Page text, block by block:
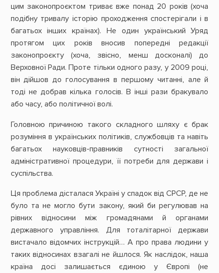
цим законопроєктом триває вже понад 20 років (хоча
подібну тривалу історію проходження спостерігали і в
багатьох інших країнах). Не один український Уряд
протягом цих років вносив попередні редакції
законопроєкту (хоча, звісно, менш досконалі) до
Верховної Ради. Проте тільки одного разу, у 2009 році,
він дійшов до голосування в першому читанні, але й
тоді не добрав кілька голосів. В інші рази бракувало
або часу, або політичної волі.
Головною причиною такого складного шляху є брак
розуміння в українських політиків, службовців та навіть
багатьох науковців-правників сутності загальної
адміністративної процедури, її потреби для держави і
суспільства.
Ця проблема дісталася Україні у спадок від СРСР, де не
було та не могло бути закону, який би регулював на
рівних відносини між громадянами й органами
державного управління. Для тоталітарної держави
вистачало відомчих інструкцій… А про права людини у
таких відносинах взагалі не йшлося. Як наслідок, наша
країна досі залишається єдиною у Європі (не